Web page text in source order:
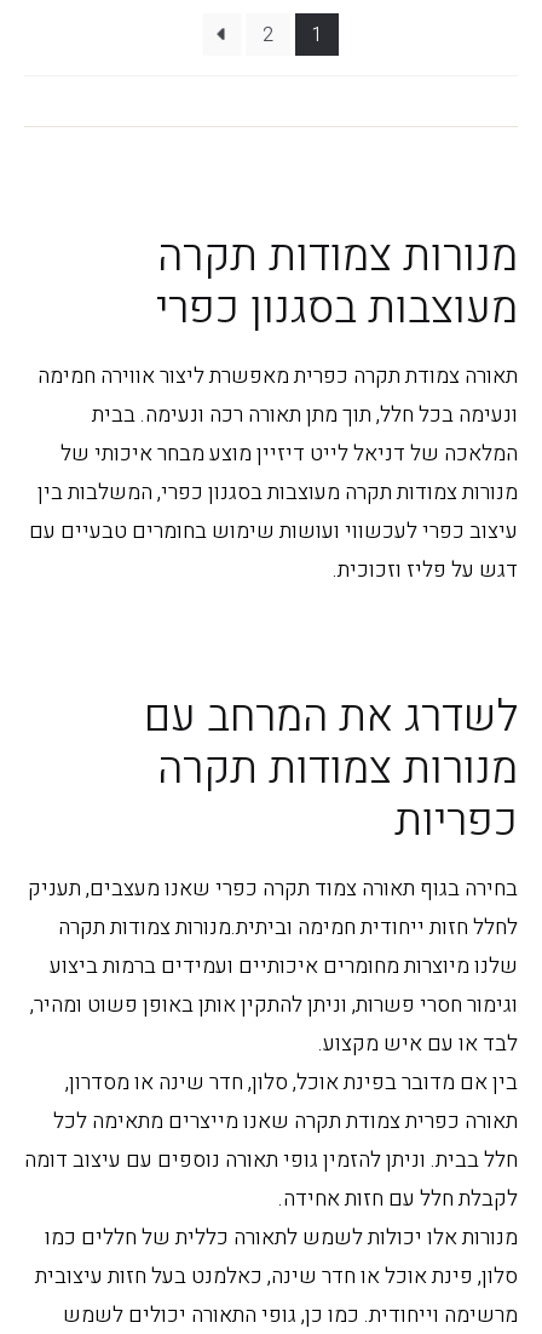
לפי
פופולריות
1
2
מנורות צמודות תקרה
מעוצבות בסגנון כפרי
תאורה צמודת תקרה כפרית מאפשרת ליצור אווירה חמימה
ונעימה בכל חלל, תוך מתן תאורה רכה ונעימה. בבית
המלאכה של דניאל לייט דיזיין מוצע מבחר איכותי של
מנורות צמודות תקרה מעוצבות בסגנון כפרי, המשלבות בין
עיצוב כפרי לעכשווי ועושות שימוש בחומרים טבעיים עם
דגש על פליז וזכוכית.
לשדרג את המרחב עם
מנורות צמודות תקרה
כפריות
בחירה בגוף תאורה צמוד תקרה כפרי שאנו מעצבים, תעניק
לחלל חזות ייחודית חמימה וביתית.מנורות צמודות תקרה
שלנו מיוצרות מחומרים איכותיים ועמידים ברמות ביצוע
וגימור חסרי פשרות, וניתן להתקין אותן באופן פשוט ומהיר,
לבד או עם איש מקצוע.
בין אם מדובר בפינת אוכל, סלון, חדר שינה או מסדרון,
תאורה כפרית צמודת תקרה שאנו מייצרים מתאימה לכל
חלל בבית. וניתן להזמין גופי תאורה נוספים עם עיצוב דומה
לקבלת חלל עם חזות אחידה.
מנורות אלו יכולות לשמש לתאורה כללית של חללים כמו
סלון, פינת אוכל או חדר שינה, כאלמנט בעל חזות עיצובית
מרשימה וייחודית. כמו כן, גופי התאורה יכולים לשמש